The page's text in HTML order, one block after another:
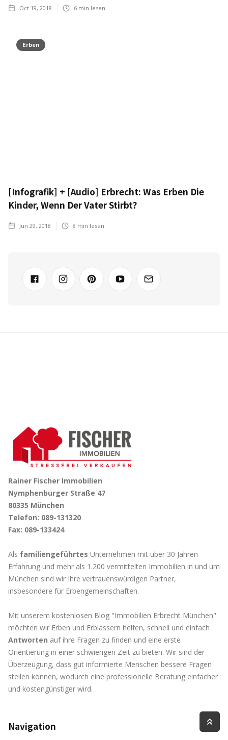
Oct 19, 2018 6 min lesen
Erben
[Infografik] + [Audio] Erbrecht: Was Erben Die
Kinder, Wenn Der Vater Stirbt?
Jun 29, 2018 8 min lesen
Rainer Fischer Immobilien
Nymphenburger Straße 47
80335 München
Telefon: 089-131320
Fax: 089-133424
Als familiengeführtes Unternehmen mit über 30 Jahren
Erfahrung und mehr als 1.200 vermittelten Immobilien in und um
München sind wir Ihre vertrauenswürdigen Partner,
insbesondere für Erbengemeinschaften.
Mit unserem kostenlosen Blog "Immobilien Erbrecht München"
möchten wir Erben und Erblassern helfen, schnell und einfach
Antworten auf ihre Fragen zu finden und eine erste
Orientierung in einer schwierigen Zeit zu bieten. Wir sind der
Überzeugung, dass gut informierte Menschen bessere Fragen
stellen können, wodurch eine professionelle Beratung einfacher
und kostengünstiger wird.
Navigation